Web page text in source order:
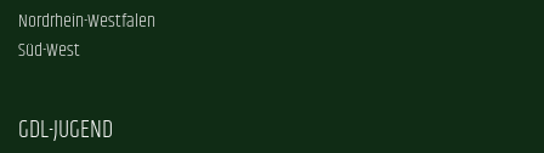
Nordrhein-Westfalen
Süd-West
GDL-JUGEND